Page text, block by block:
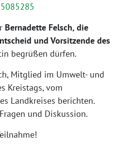
Bernadette Felsch, die
und Vorsitzende des
begrüßen dürfen.
Mitglied im Umwelt- und
Kreistags, vom
Landkreises berichten.
und Diskussion.